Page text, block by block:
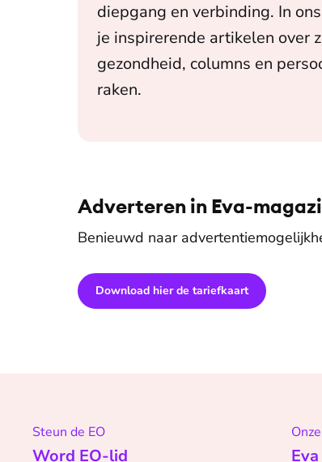
diepgang en verbinding. In
je inspirerende artikelen over
gezondheid, columns en
raken.
Adverteren in Eva-
Benieuwd naar
Download hier de tariefkaart
Steun de EO
Word EO-lid Eva